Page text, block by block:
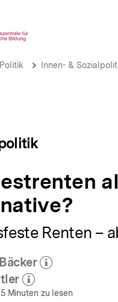
Politik Innen- &
Renten –
(Mehr zum Autor)
zum Autor)
öffnen
Minuten zu lesen